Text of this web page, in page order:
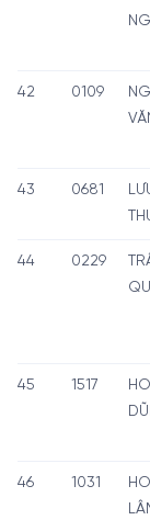
42 0109
43 0681
44 0229
45 1517
46 1031